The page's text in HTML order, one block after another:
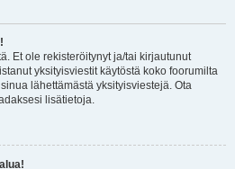
Et ole rekisteröitynyt ja/tai kirjautunut
yksityisviestit käytöstä koko foorumilta
lähettämästä yksityisviestejä. Ota
lisätietoja.